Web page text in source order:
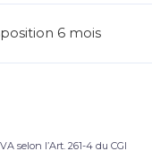
selon l’Art. 261-4 du CGI